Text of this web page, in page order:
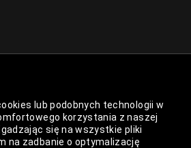
lub podobnych technologii w
korzystania z naszej
się na wszystkie pliki
na zadbanie o optymalizację
– Program